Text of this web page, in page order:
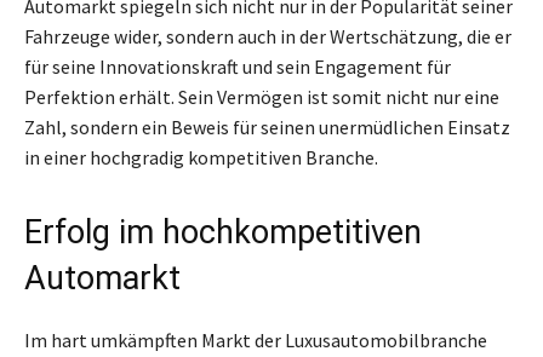
Automarkt spiegeln sich nicht nur in der Popularität seiner
Fahrzeuge wider, sondern auch in der Wertschätzung, die er
für seine Innovationskraft und sein Engagement für
Perfektion erhält. Sein Vermögen ist somit nicht nur eine
Zahl, sondern ein Beweis für seinen unermüdlichen Einsatz
in einer hochgradig kompetitiven Branche.
Erfolg im hochkompetitiven
Automarkt
Im hart umkämpften Markt der Luxusautomobilbranche